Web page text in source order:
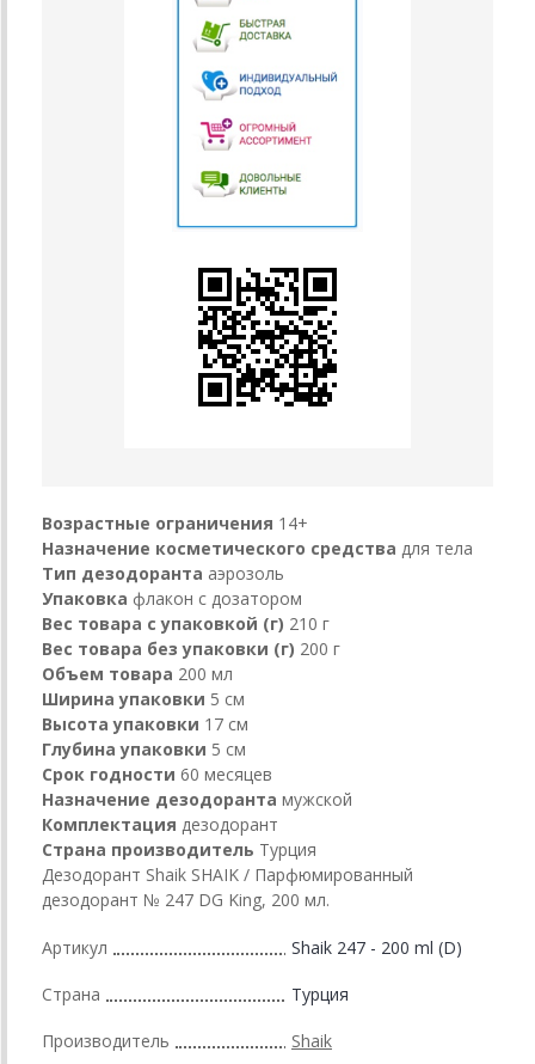
Возрастные ограничения 14+
Назначение косметического средства для тела
Тип дезодоранта аэрозоль
Упаковка флакон с дозатором
Вес товара с упаковкой (г) 210 г
Вес товара без упаковки (г) 200 г
Объем товара 200 мл
Ширина упаковки 5 см
Высота упаковки 17 см
Глубина упаковки 5 см
Срок годности 60 месяцев
Назначение дезодоранта мужской
Комплектация дезодорант
Страна производитель Турция
Дезодорант Shaik SHAIK / Парфюмированный
дезодорант № 247 DG King, 200 мл.
Артикул Shaik 247 - 200 ml (D)
Страна Турция
Производитель Shaik